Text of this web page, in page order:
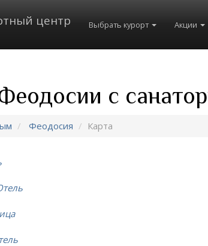
Выбрать курорт Акции
c
Феодосия Карта